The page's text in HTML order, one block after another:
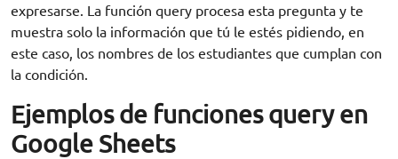
expresarse. La función query procesa esta pregunta y te
muestra solo la información que tú le estés pidiendo, en
este caso, los nombres de los estudiantes que cumplan con
la condición.
Ejemplos de funciones query en
Google Sheets